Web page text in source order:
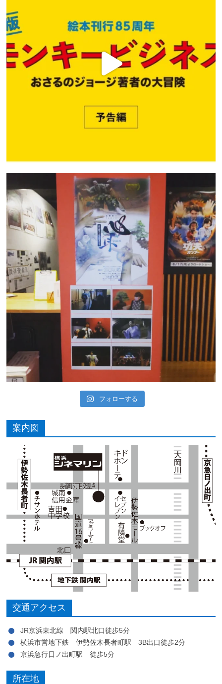
フォローする
案内図
交通アクセス
JR京浜東北線 関内駅北口徒歩5分
横浜市営地下鉄 伊勢佐木長者町駅 3B出口徒歩2分
京浜急行日ノ出町駅 徒歩5分
所在地